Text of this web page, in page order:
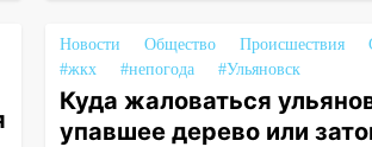
Новости Общество Происшествия
#жкх
#непогода #Ульяновск
Куда жаловаться
упавшее дерево или